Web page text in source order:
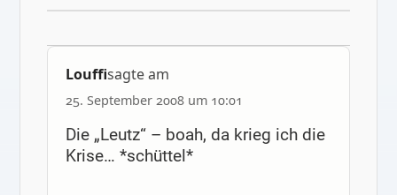
Louffisagte am
25. September 2008 um 10:01
Die „Leutz“ – boah, da krieg ich die
Krise… *schüttel*